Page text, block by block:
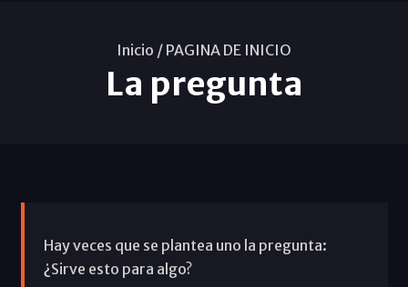
Inicio / PAGINA DE INICIO
La pregunta
Hay veces que se plantea uno la pregunta:
¿Sirve esto para algo?